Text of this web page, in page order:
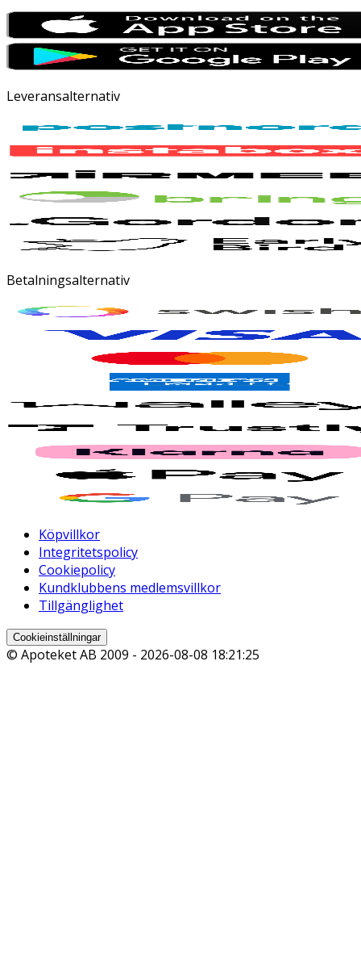
Leveransalternativ
Betalningsalternativ
Köpvillkor
Integritetspolicy
Cookiepolicy
Kundklubbens medlemsvillkor
Tillgänglighet
Cookieinställningar
© Apoteket AB 2009 - 2026-08-08 18:21:25